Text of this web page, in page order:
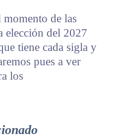
de las
elección del 2027
tiene cada sigla y
pues a ver
los